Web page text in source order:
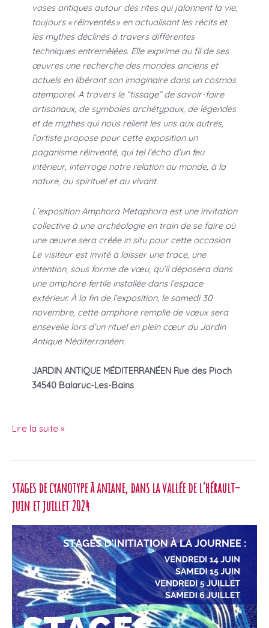
vases antiques autour des rites qui jalonnent la vie,
toujours « réinventés » en actualisant les récits et
les mythes déclinés à travers différentes
techniques entremêlées. Elle exprime au fil de ses
œuvres une recherche des mondes anciens et
actuels en libérant son imaginaire dans un cosmos
atemporel. A travers le “tissage” de savoir-faire
artisanaux, de symboles archétypaux, de légendes
et de mythes qui nous relient les uns aux autres,
l’artiste propose pour cette exposition un
paganisme réinventé, qui tel l’écho d’un feu
intérieur, interroge notre relation au monde, à la
nature, au spirituel et au vivant.
L’exposition Amphora Metaphora est une invitation
collective à une archéologie en train de se faire où
une œuvre sera créée in situ pour cette occasion.
Le visiteur est invité à laisser une trace, une
intention, sous forme de vœu, qu’il déposera dans
une amphore fertile installée dans l’espace
extérieur. À la fin de l’exposition, le samedi 30
novembre, cette amphore remplie de vœux sera
ensevelie lors d’un rituel en plein cœur du Jardin
Antique Méditerranéen.
JARDIN ANTIQUE MÉDITERRANÉEN Rue des Pioch
34540 Balaruc-Les-Bains
amphora
au
Jardin
Antique
Méditerranéen
–
du
3
sept
au
30
Lire la suite »
stages de cyanotype à aniane, dans la vallée de l’hérault–
juin et juillet 2024